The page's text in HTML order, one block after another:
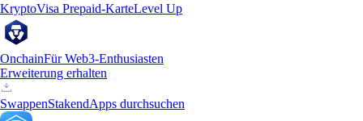
KryptoVisa Prepaid-KarteLevel Up
OnchainFür Web3-Enthusiasten
Erweiterung erhalten
SwappenStakendApps durchsuchen